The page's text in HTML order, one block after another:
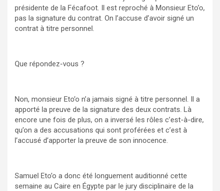
présidente de la Fécafoot. Il est reproché à Monsieur Eto’o,
pas la signature du contrat. On l’accuse d’avoir signé un
contrat à titre personnel.
Que répondez-vous ?
Non, monsieur Eto’o n’a jamais signé à titre personnel. Il a
apporté la preuve de la signature des deux contrats. Là
encore une fois de plus, on a inversé les rôles c’est-à-dire,
qu’on a des accusations qui sont proférées et c’est à
l’accusé d’apporter la preuve de son innocence.
Samuel Eto’o a donc été longuement auditionné cette
semaine au Caire en Égypte par le jury disciplinaire de la